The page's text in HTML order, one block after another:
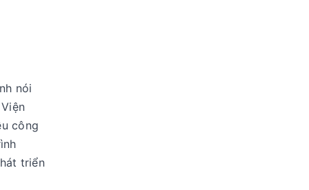
nói
công
triển